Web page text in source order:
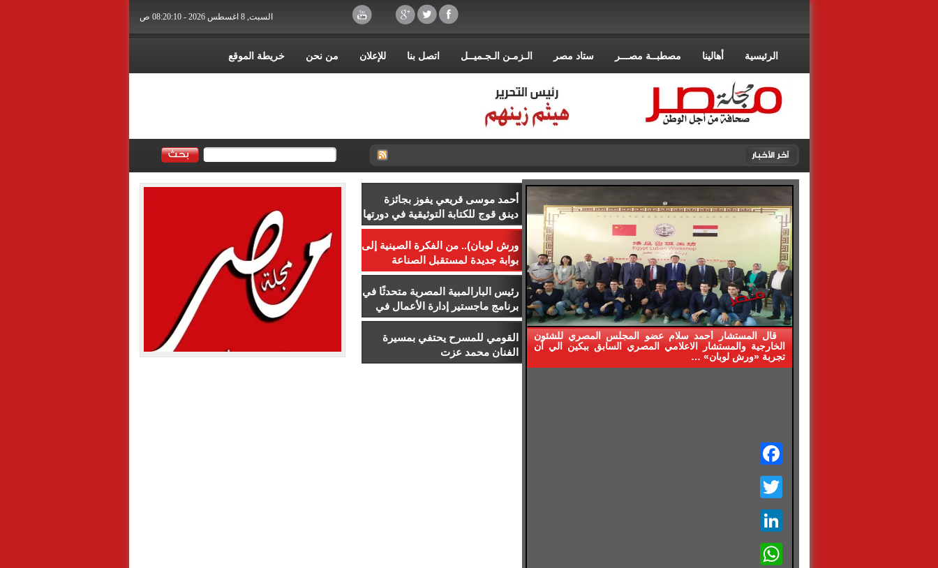
السبت, 8 اغسطس 2026 - 08:20:12 ص
الرئيسية أهالينا مصطبــة مصـــر ستاد مصر الـزمـن الـجـميــل اتصل بنا للإعلان من نحن خريطة الموقع
قال المستشار أحمد سلام عضو المجلس المصري للشئون
الخارجية والمستشار الاعلامي المصري السابق ببكين الي أن
تجربة «ورش لوبان» …
أحمد موسى قريعي يفوز بجائزة
دينق قوج للكتابة التوثيقية في دورتها
الأولى
ورش لوبان).. من الفكرة الصينية إلى
بوابة جديدة لمستقبل الصناعة
المصرية
رئيس البارالمبية المصرية متحدثًا في
برنامج ماجستير إدارة الأعمال في
إدارة الرياضة بجامعة إسلسكا
القومي للمسرح يحتفي بمسيرة
الفنان محمد عزت